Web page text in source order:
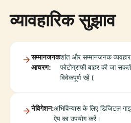
व्यावहारिक सुझाव
सम्मानजनक
आचरण:
शांत और सम्मानजनक
फोटोग्राफी बाहर की जा
विवेकपूर्ण रहें (
नेविगेशन:अभिविन्यास के लिए डिजिटल
ऐप का उपयोग करें।